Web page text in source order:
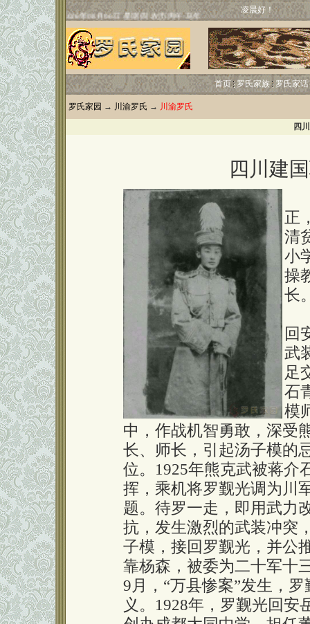
凌晨好！
首页 罗氏家族 罗氏家话
罗氏家园 → 川渝罗氏 → 川渝罗氏
四
四川建
正
清
小
操
长
回
武
足
石
模
中，作战机智勇敢，深受
长、师长，引起汤子模的
位。1925年熊克武被蒋介
挥，乘机将罗觐光调为川
题。待罗一走，即用武力
抗，发生激烈的武装冲突
子模，接回罗觐光，并公
靠杨森，被委为二十军十
9月，“万县惨案”发生，
义。1928年，罗觐光回安